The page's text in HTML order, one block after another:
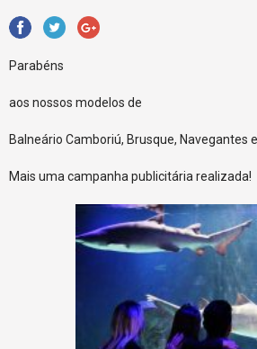
Parabéns
aos nossos modelos de
Balneário Camboriú, Brusque, Navegantes
Mais uma campanha publicitária realizada!